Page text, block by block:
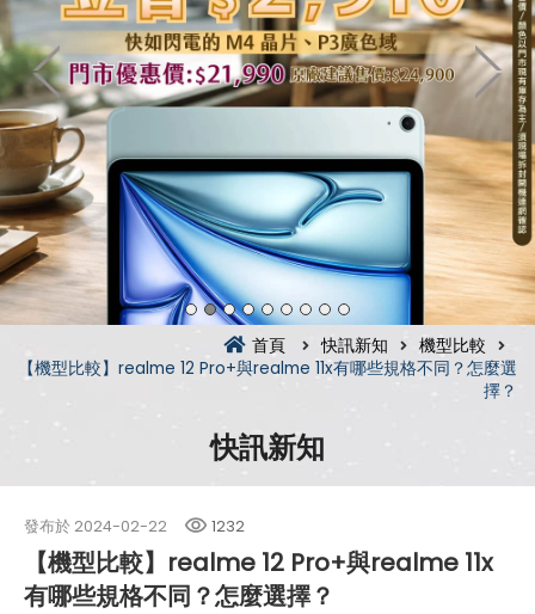
首頁 快訊新知
機型比較
【機型比較】realme 12 Pro+與realme 11x有哪些規格不同？怎麼選
擇？
快訊新知
發布於 2024-02-22 1232
【機型比較】realme 12 Pro+與realme 11x
有哪些規格不同？怎麼選擇？